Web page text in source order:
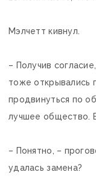
Мэлчетт кивнул.
– Получив
тоже открывались
продвинуться по
лучшее общество.
– Понятно, –
удалась замена?